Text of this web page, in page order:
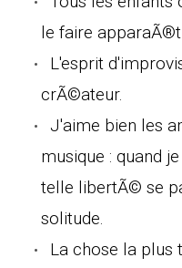
le faire
L'esprit
crÃ©ateur.
J'aime bien les
musique : quand
telle libertÃ© se
solitude.
La chose la plus